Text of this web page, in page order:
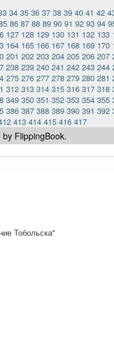
34 35 36 37 38 39 40 41 42
86 87 88 89 90 91 92 93 94
127 128 129 130 131 132 133
164 165 166 167 168 169 170
201 202 203 204 205 206 207
238 239 240 241 242 243 244
275 276 277 278 279 280 281
312 313 314 315 316 317 318
349 350 351 352 353 354 355
386 387 388 389 390 391 392
413 414 415 416 417
FlippingBook.
Тобольска"